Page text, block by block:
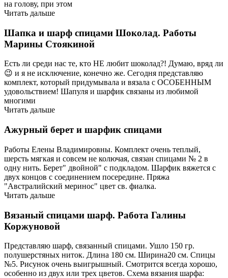
на голову, при этом
Читать дальше
Шапка и шарф спицами Шоколад. Работы
Марины Стоякиной
Есть ли среди нас те, кто НЕ любит шоколад?! Думаю, вряд ли
😉 и я не исключение, конечно же. Сегодня представляю
комплект, который придумывала и вязала с ОСОБЕННЫМ
удовольствием! Шапуля и шарфик связаны из любимой
многими
Читать дальше
Ажурный берет и шарфик спицами
Работы Елены Владимировны. Комплект очень теплый,
шерсть мягкая и совсем не колючая, связан спицами № 2 в
одну нить. Берет" двойной" с подкладом. Шарфик вяжется с
двух концов с соединением посередине. Пряжа
"Австралийский меринос" цвет св. фиалка.
Читать дальше
Вязаный спицами шарф. Работа Галины
Коржуновой
Представляю шарф, связанный спицами. Ушло 150 гр.
полушерстяных ниток. Длина 180 см. Ширина20 см. Спицы
№5. Рисунок очень выигрышный. Смотрится всегда хорошо,
особенно из двух или трех цветов. Схема вязания шарфа: